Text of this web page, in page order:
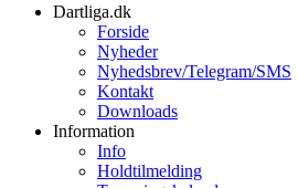
Dartliga.dk
Forside
Nyheder
Nyhedsbrev/Telegram/SMS
Kontakt
Downloads
Information
Info
Holdtilmelding